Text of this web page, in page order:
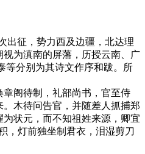
出征，势力西及边疆，北达理
为滇南的屏藩，历授云南、广
等分别为其诗文作序和跋。所
阁待制，礼部尚书，官至侍
木待问告官，并随差人抓捕郑
状元，而不知祖姓来源，卿宜
，灯前独坐制君衣，泪湿剪刀